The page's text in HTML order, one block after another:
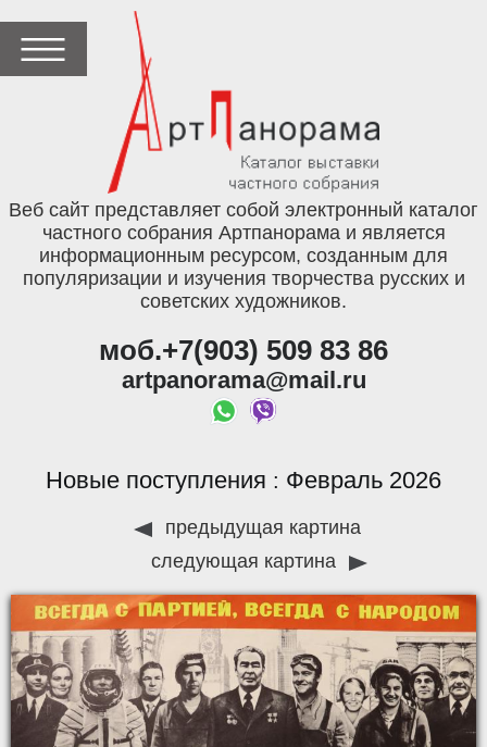
Веб сайт представляет собой электронный каталог
частного собрания Артпанорама и является
информационным ресурсом, созданным для
популяризации и изучения творчества русских и
советских художников.
моб.+7(903) 509 83 86
artpanorama@mail.ru
Новые поступления : Февраль 2026
предыдущая картина
следующая картина